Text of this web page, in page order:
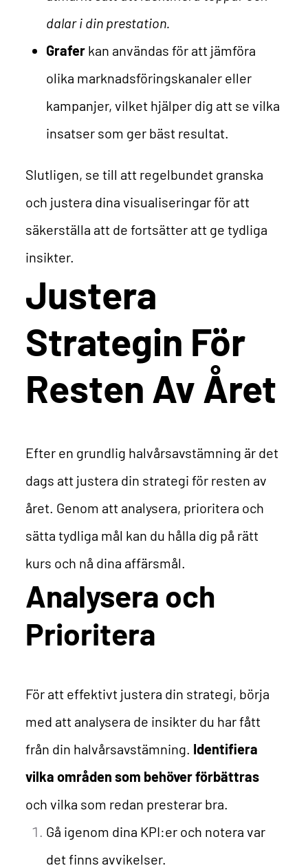
dalar i din prestation.
Grafer kan användas för att jämföra
olika marknadsföringskanaler eller
kampanjer, vilket hjälper dig att se vilka
insatser som ger bäst resultat.
Slutligen, se till att regelbundet granska
och justera dina visualiseringar för att
säkerställa att de fortsätter att ge tydliga
insikter.
Justera
Strategin För
Resten Av Året
Efter en grundlig halvårsavstämning är det
dags att justera din strategi för resten av
året. Genom att analysera, prioritera och
sätta tydliga mål kan du hålla dig på rätt
kurs och nå dina affärsmål.
Analysera och
Prioritera
För att effektivt justera din strategi, börja
med att analysera de insikter du har fått
från din halvårsavstämning. Identifiera
vilka områden som behöver förbättras
och vilka som redan presterar bra.
Gå igenom dina KPI:er och notera var
det finns avvikelser.